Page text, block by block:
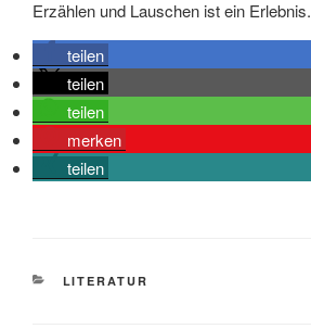
Erzählen und Lauschen ist ein Erlebnis.
teilen
teilen
teilen
merken
teilen
KATEGORIEN
LITERATUR